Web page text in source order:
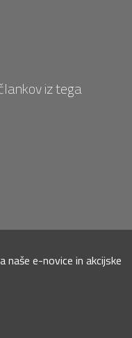
iz tega
naše e-novice in akcijske